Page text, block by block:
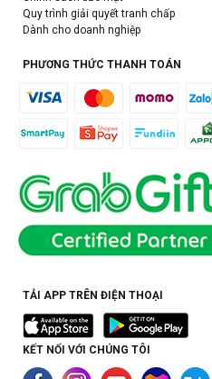
Quy trình giải quyết tranh chấp
Dành cho doanh nghiệp
PHƯƠNG THỨC THANH TOÁN
TẢI APP TRÊN ĐIỆN THOẠI
KẾT NỐI VỚI CHÚNG TÔI